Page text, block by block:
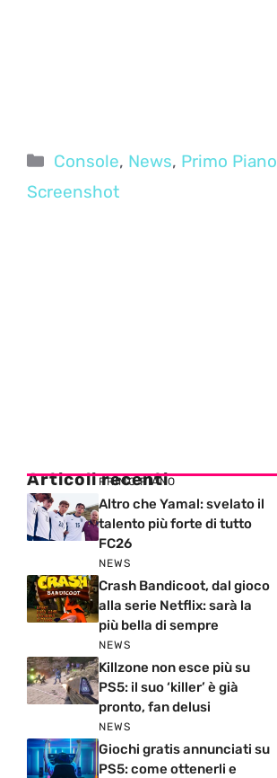
Categorie
Console, News, Primo Piano
Screenshot
Articoli recenti
PRIMO PIANO
Altro che Yamal: svelato il
talento più forte di tutto
FC26
NEWS
Crash Bandicoot, dal gioco
alla serie Netflix: sarà la
più bella di sempre
NEWS
Killzone non esce più su
PS5: il suo ‘killer’ è già
pronto, fan delusi
NEWS
Giochi gratis annunciati su
PS5: come ottenerli e